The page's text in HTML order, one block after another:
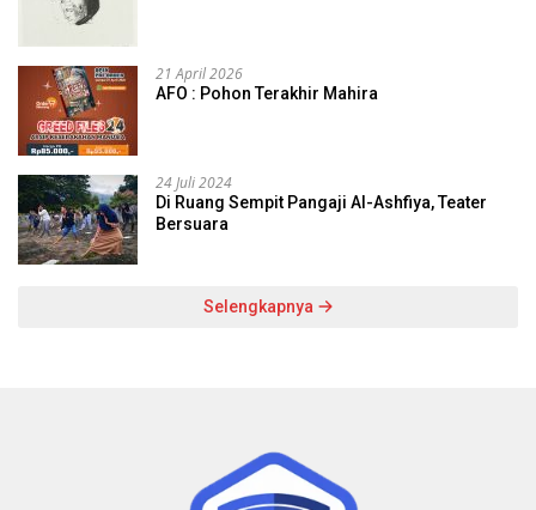
21 April 2026
AFO : Pohon Terakhir Mahira
24 Juli 2024
Di Ruang Sempit Pangaji Al-Ashfiya, Teater
Bersuara
Selengkapnya